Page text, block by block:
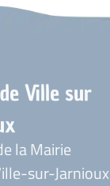
Ville sur
la Mairie
sur-Jarnioux